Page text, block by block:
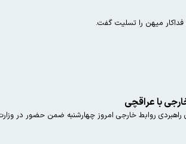
فداکار میهن را تسلیت گفت.
با عراقچی
راهبردی روابط خارجی امروز چهارشنبه ضمن حضور در